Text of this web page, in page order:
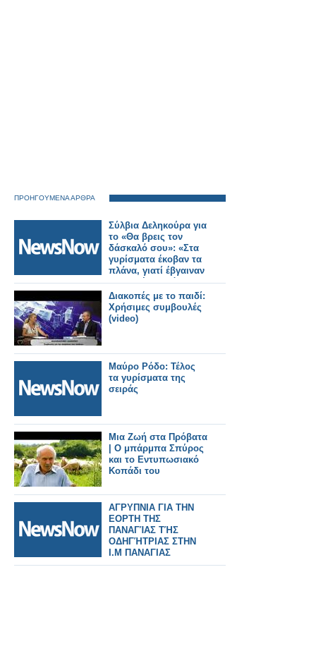
ΠΡΟΗΓΟΥΜΕΝΑ ΑΡΘΡΑ
Σύλβια Δεληκούρα για
το «Θα βρεις τον
δάσκαλό σου»: «Στα
γυρίσματα έκοβαν τα
πλάνα, γιατί έβγαιναν
κουνημένα από τα
γέλια»
Διακοπές με το παιδί:
Χρήσιμες συμβουλές
(video)
Μαύρο Ρόδο: Τέλος
τα γυρίσματα της
σειράς
Μια Ζωή στα Πρόβατα
| Ο μπάρμπα Σπύρος
και το Εντυπωσιακό
Κοπάδι του
ΑΓΡΥΠΝΙΑ ΓΙΑ ΤΗΝ
ΕΟΡΤΗ ΤΗΣ
ΠΑΝΑΓΊΑΣ ΤΉΣ
ΟΔΗΓΉΤΡΙΑΣ ΣΤΗΝ
Ι.Μ ΠΑΝΑΓΙΑΣ
ΟΔΗΓΗΤΡΙΑΣ ΣΤΟ